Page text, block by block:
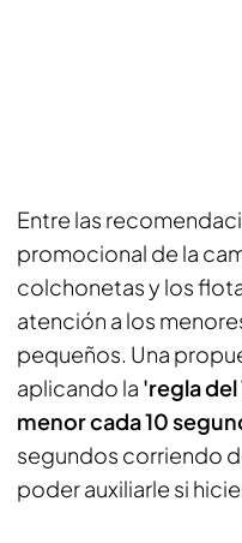
Entre las
promocional de la
colchonetas y los
atención a los
pequeños. Una
aplicando la 'regla
menor cada 10
segundos corriendo
poder auxiliarle si